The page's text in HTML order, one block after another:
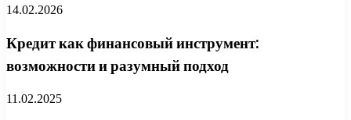
14.02.2026
Кредит как финансовый инструмент:
возможности и разумный подход
11.02.2025